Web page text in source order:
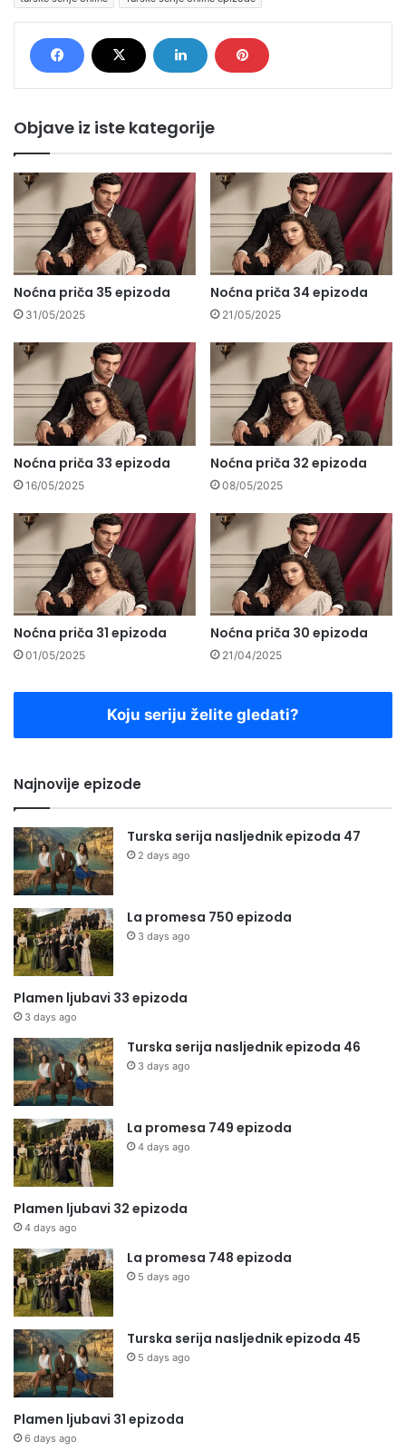
Objave iz iste kategorije
Noćna priča 35 epizoda
31/05/2025
Noćna priča 34 epizoda
21/05/2025
Noćna priča 33 epizoda
16/05/2025
Noćna priča 32 epizoda
08/05/2025
Noćna priča 31 epizoda
01/05/2025
Noćna priča 30 epizoda
21/04/2025
Koju seriju želite gledati?
Najnovije epizode
Turska serija nasljednik epizoda 47
2 days ago
La promesa 750 epizoda
3 days ago
Plamen ljubavi 33 epizoda
3 days ago
Turska serija nasljednik epizoda 46
3 days ago
La promesa 749 epizoda
4 days ago
Plamen ljubavi 32 epizoda
4 days ago
La promesa 748 epizoda
5 days ago
Turska serija nasljednik epizoda 45
5 days ago
Plamen ljubavi 31 epizoda
6 days ago